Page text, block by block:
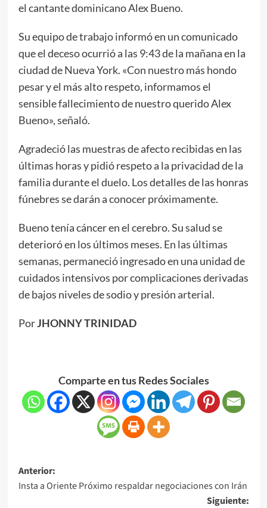
el cantante dominicano Alex Bueno.
Su equipo de trabajo informó en un comunicado
que el deceso ocurrió a las 9:43 de la mañana en la
ciudad de Nueva York. «Con nuestro más hondo
pesar y el más alto respeto, informamos el
sensible fallecimiento de nuestro querido Alex
Bueno», señaló.
Agradeció las muestras de afecto recibidas en las
últimas horas y pidió respeto a la privacidad de la
familia durante el duelo. Los detalles de las honras
fúnebres se darán a conocer próximamente.
Bueno tenía cáncer en el cerebro. Su salud se
deterioró en los últimos meses. En las últimas
semanas, permaneció ingresado en una unidad de
cuidados intensivos por complicaciones derivadas
de bajos niveles de sodio y presión arterial.
PorJHONNY TRINIDAD
Comparte en tus Redes Sociales
Anterior:
Insta a Oriente Próximo respaldar negociaciones con Irán
Siguiente: